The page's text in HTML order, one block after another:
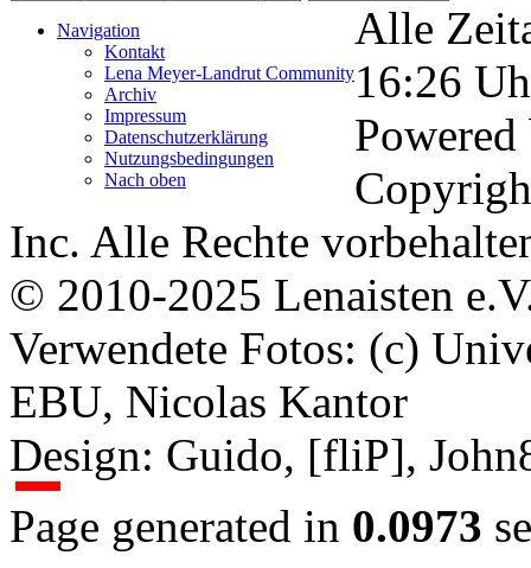
Navigation
Kontakt
Lena Meyer-Landrut Community
Archiv
Impressum
Datenschutzerklärung
Nutzungsbedingungen
Nach oben
Alle
16:26
Inc. Alle Rechte
© 2010-2025 Lenaisten
Verwendete Fotos: (c)
EBU, Nicolas Kantor
Design: Guido, [fliP],
Page generated in 0.0973